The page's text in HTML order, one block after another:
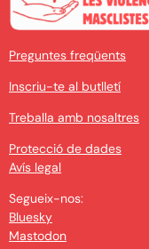
Preguntes freqüents
Inscriu-te al butlletí
Treballa amb nosaltres
Protecció de dades
Avís legal
Segueix-nos:
Bluesky
Mastodon